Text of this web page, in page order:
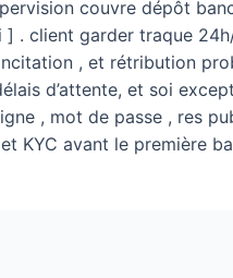
couvre dépôt
. client garder traque
, et rétribution
d’attente, et soi
, mot de passe , res
KYC avant le première